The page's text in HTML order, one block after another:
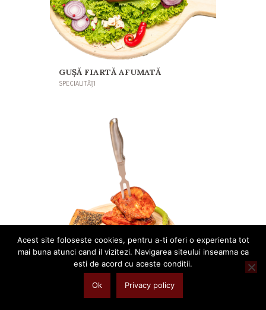
GUŞĂ FIARTĂ AFUMATĂ
SPECIALITĂȚI
GUŞĂ CU BOIA
Acest site foloseste cookies, pentru a-ti oferi o experienta tot
mai buna atunci cand il vizitezi. Navigarea siteului inseamna ca
esti de acord cu aceste conditii.
Ok Privacy policy